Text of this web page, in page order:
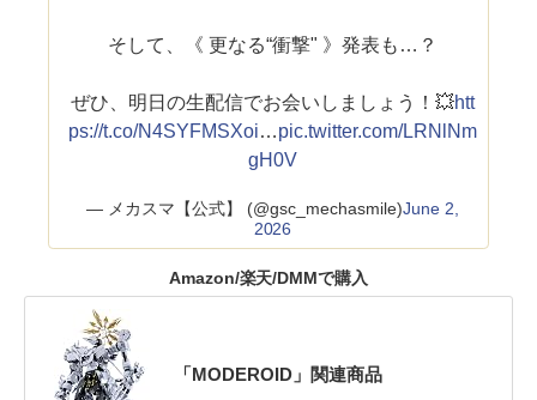
そして、《 更なる“衝撃" 》発表も…？
ぜひ、明日の生配信でお会いしましょう！💥htt
ps://t.co/N4SYFMSXoi…pic.twitter.com/LRNlNm
gH0V
— メカスマ【公式】 (@gsc_mechasmile)June 2,
2026
Amazon/楽天/DMMで購入
「MODEROID」関連商品